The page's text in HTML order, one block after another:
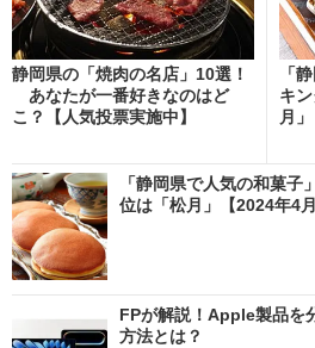
静岡県の「焼肉の名店」10選！
あなたが一番好きなのはど
こ？【人気投票実施中】
「
キ
月
「静岡県で人気の和菓
位は「松月」【2024年4
FPが解説！Apple製品を
方法とは？